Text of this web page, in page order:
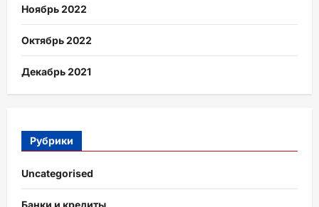
Ноябрь 2022
Октябрь 2022
Декабрь 2021
Рубрики
Uncategorised
Банки и кредиты